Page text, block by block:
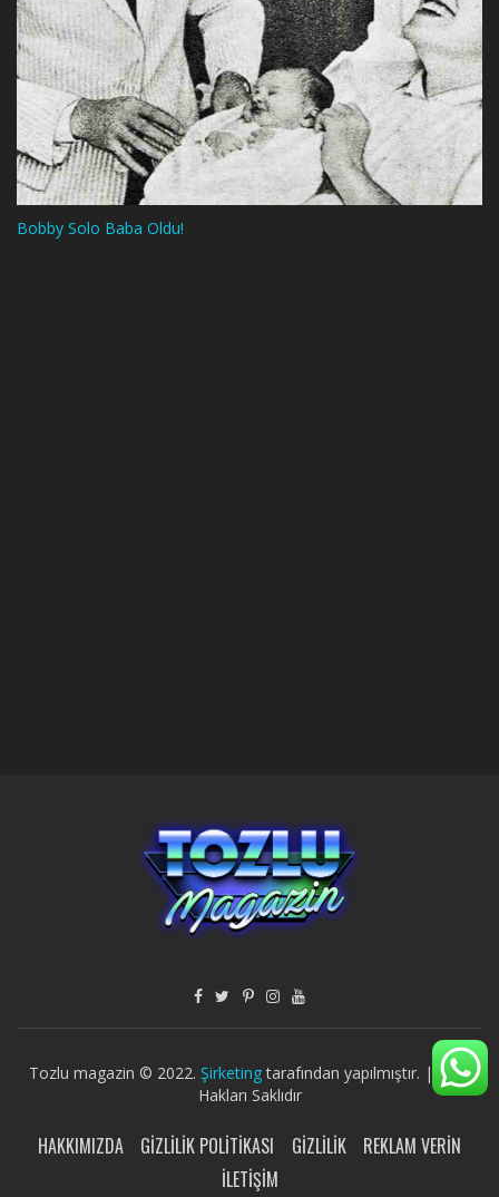
Bobby Solo Baba Oldu!
Tozlu magazin © 2022. Şirketingtarafından yapılmıştır. | Tüm
Hakları Saklıdır
HAKKIMIZDA GIZLILIK POLITIKASI GIZLILIK
REKLAM VERIN
İLETIŞIM